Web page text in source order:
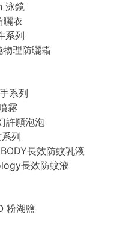
泳鏡
曬衣
系列
理防曬霜
系列
霧
許願泡泡
列
長效防蚊乳液
長效防蚊液
粉湖鹽